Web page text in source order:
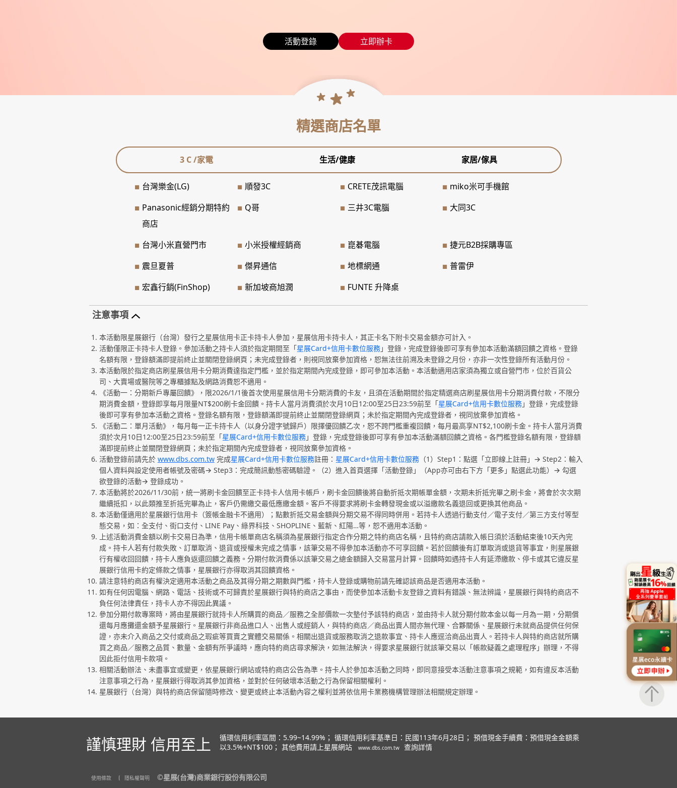
活動登錄 立即辦卡
精選商店名單
3 C /家電 生活/健康 家居/傢具
台灣樂金(LG) 順發3C CRETE茂訊電腦
miko米可手機館
Panasonic經銷分期特約
商店
Q哥 三井3C電腦 大同3C
台灣小米直營門市 小米授權經銷商 崑碁電腦
捷元B2B採購專區
震旦夏普
傑昇通信 地標網通
普雷伊
宏鑫行銷(FinShop)
新加坡商旭潤 FUNTE 升降桌
注意事項
本活動限星展銀行（台灣）發行之星展信用卡正卡持卡人參加，星展信用卡持卡人，其正卡名下附卡交易金額亦可計入。
活動僅限正卡持卡人登錄。參加活動之持卡人須於指定期間至「星展Card+信用卡數位服務」登錄，完成登錄後即可享有參加本活動滿額回饋之資格。登錄
名額有限，登錄額滿即提前終止並關閉登錄網頁；未完成登錄者，則視同放棄參加資格，恕無法往前溯及未登錄之月份，亦非一次性登錄所有活動月份。
本活動限於指定商店刷星展信用卡分期消費達指定門檻，並於指定期間內完成登錄，即可參加本活動。本活動適用店家須為獨立或自營門市，位於百貨公
司、大賣場或醫院等之專櫃據點及網路消費恕不適用。
《活動一：分期新戶專屬回饋》，限2026/1/1後首次使用星展信用卡分期消費的卡友，且須在活動期間於指定精選商店刷星展信用卡分期消費付款，不限分
期消費金額，登錄即享每月限量NT$200刷卡金回饋。持卡人當月消費須於次月10日12:00至25日23:59前至「星展Card+信用卡數位服務」登錄，完成登錄
後即可享有參加本活動之資格。登錄名額有限，登錄額滿即提前終止並關閉登錄網頁；未於指定期間內完成登錄者，視同放棄參加資格。
《活動二：單月活動》，每月每一正卡持卡人（以身分證字號歸戶）限擇優回饋乙次，恕不跨門檻重複回饋，每月最高享NT$2,100刷卡金。持卡人當月消費
須於次月10日12:00至25日23:59前至「星展Card+信用卡數位服務」登錄，完成登錄後即可享有參加本活動滿額回饋之資格。各門檻登錄名額有限，登錄額
滿即提前終止並關閉登錄網頁；未於指定期間內完成登錄者，視同放棄參加資格。
活動登錄前請先於 www.dbs.com.tw完成星展Card+信用卡數位服務註冊： 星展Card+信用卡數位服務（1）Step1：點選「立即線上註冊」→ Step2：輸入
個人資料與設定使用者帳號及密碼→ Step3：完成簡訊動態密碼驗證。（2）進入首頁選擇「活動登錄」（App亦可由右下方「更多」點選此功能）→ 勾選
欲登錄的活動→ 登錄成功。
本活動將於2026/11/30前，統一將刷卡金回饋至正卡持卡人信用卡帳戶，刷卡金回饋後將自動折抵次期帳單金額，次期未折抵完畢之刷卡金，將會於次次期
繼續抵扣，以此類推至折抵完畢為止，客戶仍需繳交最低應繳金額。客戶不得要求將刷卡金轉發現金或以溢繳款名義退回或更換其他商品。
本活動僅適用於星展銀行信用卡（簽帳金融卡不適用）；點數折抵交易金額與分期交易不得同時併用。若持卡人透過行動支付／電子支付／第三方支付等型
態交易，如：全支付、街口支付、LINE Pay、綠界科技、SHOPLINE、藍新、紅陽…等，恕不適用本活動。
上述活動消費金額以刷卡交易日為準，信用卡帳單商店名稱須為星展銀行指定合作分期之特約商店名稱，且特約商店請款入帳日須於活動結束後10天內完
成。持卡人若有付款失敗、訂單取消、退貨或授權未完成之情事，該筆交易不得參加本活動亦不可享回饋。若於回饋後有訂單取消或退貨等事宜，則星展銀
行有權收回回饋，持卡人應負返還回饋之義務。分期付款消費係以該筆交易之總金額歸入交易當月計算。回饋時如遇持卡人有延滯繳款、停卡或其它違反星
展銀行信用卡約定條款之情事，星展銀行亦得取消其回饋資格。
請注意特約商店有權決定適用本活動之商品及其得分期之期數與門檻，持卡人登錄或購物前請先確認該商品是否適用本活動。
如有任何因電腦、網路、電話、技術或不可歸責於星展銀行與特約商店之事由，而使參加本活動卡友登錄之資料有錯誤、無法辨識，星展銀行與特約商店不
負任何法律責任，持卡人亦不得因此異議。
參加分期付款專案時，將由星展銀行就持卡人所購買的商品／服務之全部價款一次墊付予該特約商店，並由持卡人就分期付款本金以每一月為一期，分期償
還每月應攤還金額予星展銀行。星展銀行非商品進口人、出售人或經銷人，與特約商店／商品出賣人間亦無代理、合夥關係、星展銀行未就商品提供任何保
證，亦未介入商品之交付或商品之瑕疵等買賣之實體交易關係。相關出退貨或服務取消之退款事宜、持卡人應逕洽商品出賣人。若持卡人與特約商店就所購
買之商品／服務之品質、數量、金額有所爭議時，應向特約商店尋求解決，如無法解決，得要求星展銀行就該筆交易以「帳款疑義之處理程序」辦理，不得
因此拒付信用卡款項。
相關活動辦法、未盡事宜或變更，依星展銀行網站或特約商店公告為準。持卡人於參加本活動之同時，即同意接受本活動注意事項之規範，如有違反本活動
注意事項之行為，星展銀行得取消其參加資格，並對於任何破壞本活動之行為保留相關權利。
星展銀行（台灣）與特約商店保留隨時修改、變更或終止本活動內容之權利並將依信用卡業務機構管理辦法相關規定辦理。
謹慎理財 信用至上
循環信用利率區間：5.99~14.99%； 循環信用利率基準日：民國113年6月28日； 預借現金手續費：預借現金金額乘
以3.5%+NT$100； 其他費用請上星展網站
www.dbs.com.tw 查詢詳情
使用條款 隱私權聲明 ©星展(台灣)商業銀行股份有限公司